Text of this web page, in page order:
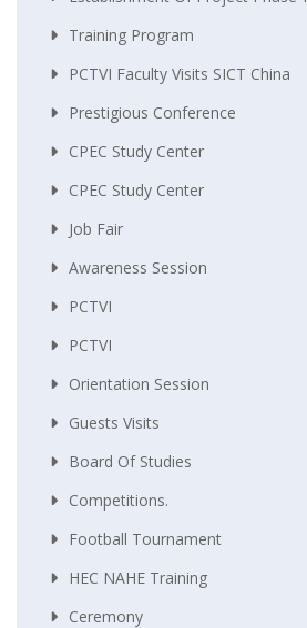
Training Program
PCTVI Faculty Visits SICT China
Prestigious Conference
CPEC Study Center
CPEC Study Center
Job Fair
Awareness Session
PCTVI
PCTVI
Orientation Session
Guests Visits
Board Of Studies
Competitions.
Football Tournament
HEC NAHE Training
Ceremony